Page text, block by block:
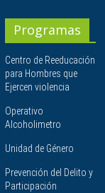
Programas
Centro de Reeducación
para Hombres que
Ejercen violencia
Operativo
Alcoholimetro
Unidad de Género
Prevención del Delito y
Participación